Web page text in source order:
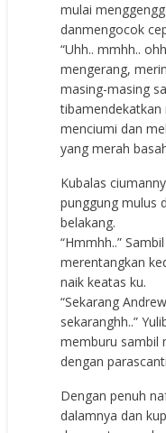
mulai
danmengocok
“Uhh.. mmhh..
mengerang,
masing-masing
tibamendekatkan
menciumi dan
yang merah
Kubalas
punggung mulus
belakang.
“Hmmhh..”
merentangkan
naik keatas ku.
“Sekarang
sekaranghh..”
memburu sambil
dengan
Dengan penuh
dalamnya dan